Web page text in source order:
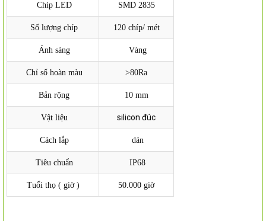
Chip LED SMD 2835
Số lượng chíp 120 chíp/ mét
Ánh sáng Vàng
Chỉ số hoàn màu >80Ra
Bản rộng 10 mm
Vật liệu silicon đúc
Cách lắp dán
Tiêu chuẩn IP68
Tuổi thọ ( giờ ) 50.000 giờ